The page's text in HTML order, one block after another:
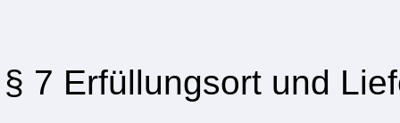
§ 7 Erfüllungsort und